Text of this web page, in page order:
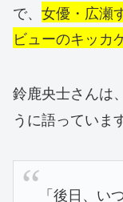
で、 女優・広瀬
ビューのキッカ
鈴鹿央士さんは、
うに語っています
「後日、い